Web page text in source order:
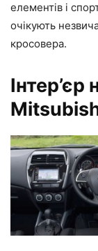
елементів і
очікують
кросовера.